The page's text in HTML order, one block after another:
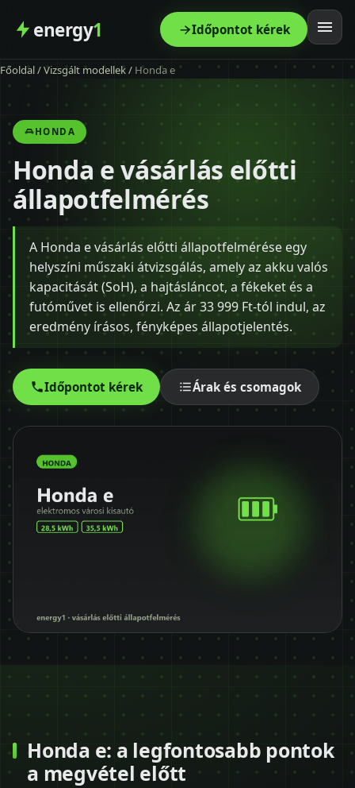
energy1 Időpontot kérek
Főoldal
Szolgáltatás
Árak
Modellek
Kapcsolat
Blog
+36 30 680 7511
Főoldal/Vizsgált modellek/ Honda e
HONDA
Honda e vásárlás előtti
állapotfelmérés
A Honda e vásárlás előtti állapotfelmérése egy
helyszíni műszaki átvizsgálás, amely az akku valós
kapacitását (SoH), a hajtásláncot, a fékeket és a
futóművet is ellenőrzi. Az ár 33 999 Ft-tól indul, az
eredmény írásos, fényképes állapotjelentés.
Időpontot kérek Árak és csomagok
Honda e: a legfontosabb pontok
a megvétel előtt